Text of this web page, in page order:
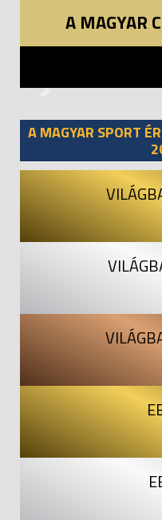
A MAGYAR
A MAGYAR SPORT